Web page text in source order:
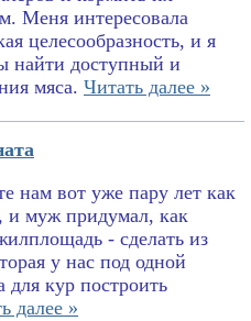
Меня интересовала
целесообразность, и я
найти доступный и
мяса. Читать далее »
нам вот уже пару лет как
и муж придумал, как
- сделать из
у нас под одной
кур построить
далее »